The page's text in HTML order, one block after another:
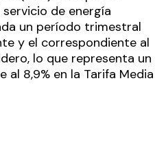
de energía
un período trimestral
y el correspondiente al
lo que representa un
al 8,9% en la Tarifa Media